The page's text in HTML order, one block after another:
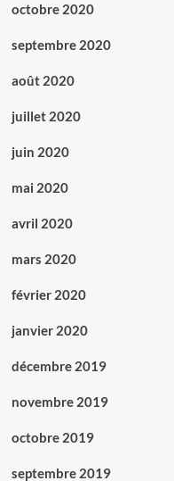
octobre 2020
septembre 2020
août 2020
juillet 2020
juin 2020
mai 2020
avril 2020
mars 2020
février 2020
janvier 2020
décembre 2019
novembre 2019
octobre 2019
septembre 2019